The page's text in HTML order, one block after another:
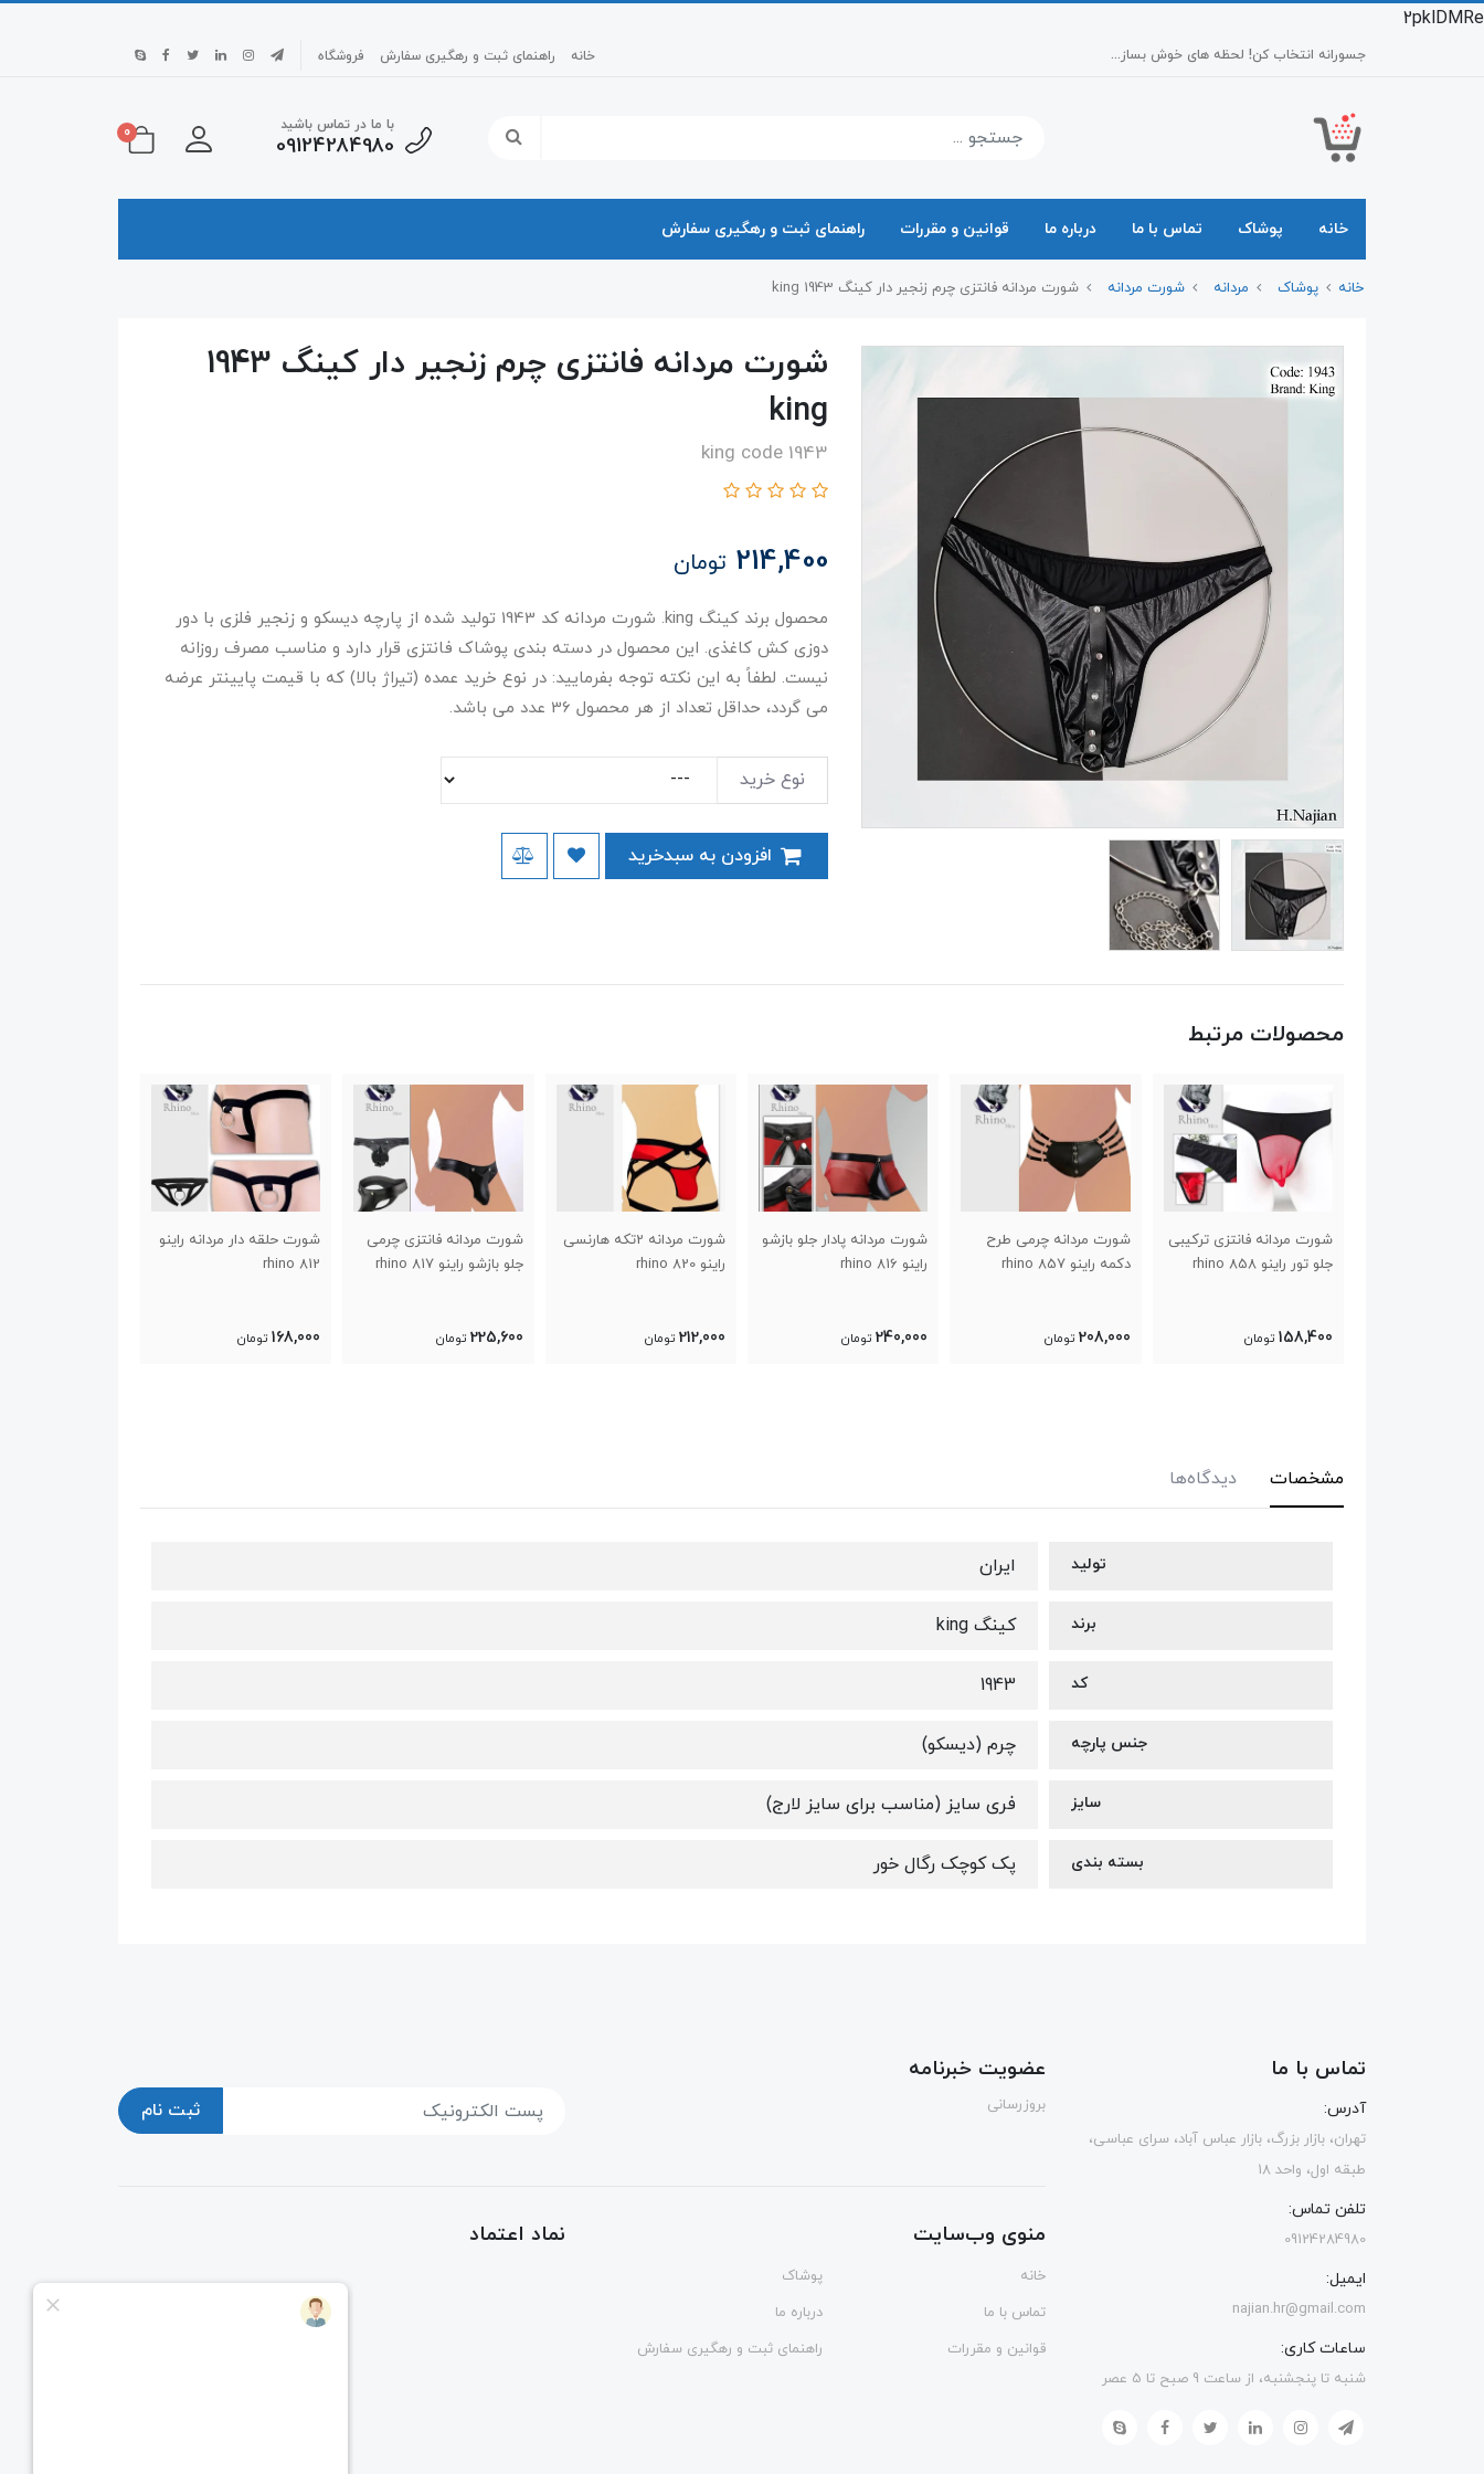
2pklDMRe
جسورانه انتخاب کن! لحظه های خوش بساز... خانه راهنمای ثبت و رهگیری سفارش فروشگاه
با ما در تماس باشید
09124284980
0
خانه پوشاک تماس با ما درباره ما قوانین و مقررات راهنمای ثبت و رهگیری سفارش
خانه پوشاک مردانه شورت مردانه شورت مردانه فانتزی چرم زنجیر دار کینگ 1943 king
شورت مردانه فانتزی چرم زنجیر دار کینگ 1943
king
king code 1943
214,400 تومان
محصول برند کینگ king. شورت مردانه کد 1943 تولید شده از پارچه دیسکو و زنجیر فلزی با دور
دوزی کش کاغذی. این محصول در دسته بندی پوشاک فانتزی قرار دارد و مناسب مصرف روزانه
نیست. لطفاً به این نکته توجه بفرمایید: در نوع خرید عمده (تیراژ بالا) که با قیمت پایینتر عرضه
می گردد، حداقل تعداد از هر محصول 36 عدد می باشد.
نوع خرید
محصولات مرتبط
شورت مردانه فانتزی ترکیبی
جلو تور راینو 858 rhino
158,400 تومان
شورت مردانه چرمی طرح
دکمه راینو 857 rhino
208,000 تومان
شورت مردانه پادار جلو بازشو
راینو 816 rhino
240,000 تومان
شورت مردانه 2تکه هارنسی
راینو 820 rhino
212,000 تومان
شورت مردانه فانتزی چرمی
جلو بازشو راینو 817 rhino
225,600 تومان
شورت حلقه دار مردانه راینو
812 rhino
168,000 تومان
مشخصات دیدگاه‌ها
تولید ایران
برند کینگ king
کد 1943
جنس پارچه چرم (دیسکو)
سایز فری سایز (مناسب برای سایز لارج)
بسته بندی پک کوچک رگال خور
تماس با ما
آدرس:
تهران، بازار بزرگ، بازار عباس آباد، سرای عباسی،
طبقه اول، واحد 18
تلفن تماس:
09124284980
ایمیل:
najian.hr@gmail.com
ساعات کاری:
شنبه تا پنجشنبه، از ساعت 9 صبح تا 5 عصر
عضویت خبرنامه
بروزرسانی ثبت نام
منوی وب‌سایت
خانه
پوشاک
تماس با ما
درباره ما
قوانین و مقررات
راهنمای ثبت و رهگیری سفارش
نماد اعتماد